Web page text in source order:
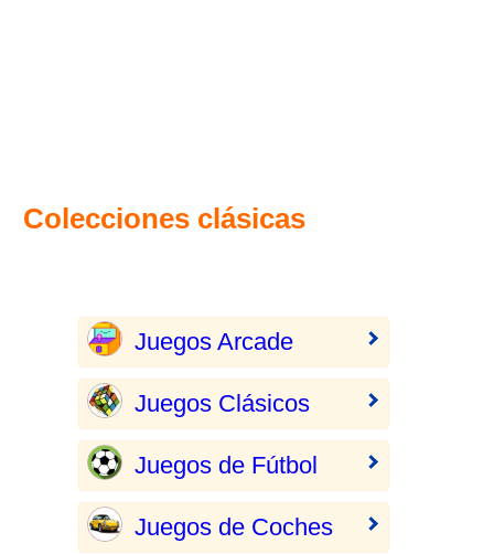
Colecciones clásicas
Juegos Arcade
Juegos Clásicos
Juegos de Fútbol
Juegos de Coches